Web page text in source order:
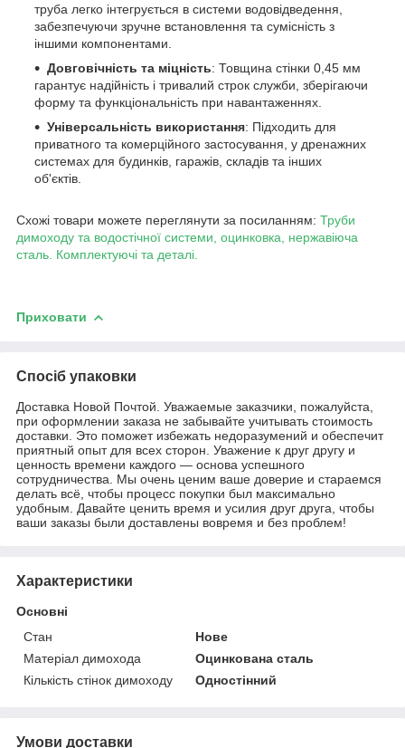
труба легко інтегрується в системи водовідведення,
забезпечуючи зручне встановлення та сумісність з
іншими компонентами.
Довговічність та міцність: Товщина стінки 0,45 мм
гарантує надійність і тривалий строк служби, зберігаючи
форму та функціональність при навантаженнях.
Універсальність використання: Підходить для
приватного та комерційного застосування, у дренажних
системах для будинків, гаражів, складів та інших
об'єктів.
Схожі товари можете переглянути за посиланням: Труби
димоходу та водостічної системи, оцинковка, нержавіюча
сталь. Комплектуючі та деталі.
Приховати
Спосіб упаковки
Доставка Новой Почтой. Уважаемые заказчики, пожалуйста,
при оформлении заказа не забывайте учитывать стоимость
доставки. Это поможет избежать недоразумений и обеспечит
приятный опыт для всех сторон. Уважение к друг другу и
ценность времени каждого — основа успешного
сотрудничества. Мы очень ценим ваше доверие и стараемся
делать всё, чтобы процесс покупки был максимально
удобным. Давайте ценить время и усилия друг друга, чтобы
ваши заказы были доставлены вовремя и без проблем!
Характеристики
Основні
Стан
Нове
Матеріал димохода
Оцинкована сталь
Кількість стінок димоходу
Одностінний
Умови доставки